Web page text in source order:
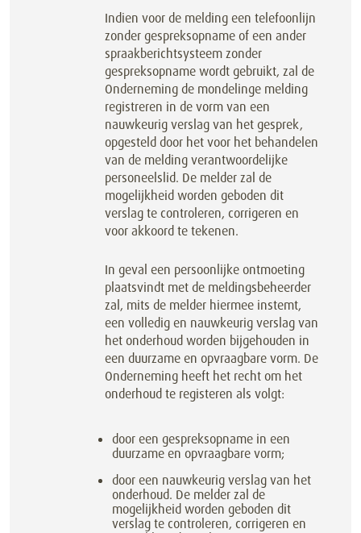
Indien voor de melding een telefoonlijn
zonder gespreksopname of een ander
spraakberichtsysteem zonder
gespreksopname wordt gebruikt, zal de
Onderneming de mondelinge melding
registreren in de vorm van een
nauwkeurig verslag van het gesprek,
opgesteld door het voor het behandelen
van de melding verantwoordelijke
personeelslid. De melder zal de
mogelijkheid worden geboden dit
verslag te controleren, corrigeren en
voor akkoord te tekenen.
In geval een persoonlijke ontmoeting
plaatsvindt met de meldingsbeheerder
zal, mits de melder hiermee instemt,
een volledig en nauwkeurig verslag van
het onderhoud worden bijgehouden in
een duurzame en opvraagbare vorm. De
Onderneming heeft het recht om het
onderhoud te registeren als volgt:
door een gespreksopname in een
duurzame en opvraagbare vorm;
door een nauwkeurig verslag van het
onderhoud. De melder zal de
mogelijkheid worden geboden dit
verslag te controleren, corrigeren en